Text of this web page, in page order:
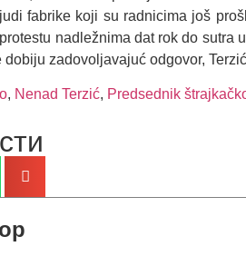
fabrike koji su radnicima još
nadležnima dat rok do
zadovoljavajuć odgovor,
, Nenad Terzić, Predsednik